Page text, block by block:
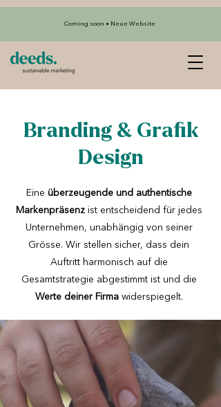
Coming soon • Neue Website
Branding & Grafik
Design
Eine überzeugende und authentische
Markenpräsenzist entscheidend für jedes
Unternehmen, unabhängig von seiner
Grösse. Wir stellen sicher, dass dein
Auftritt harmonisch auf die
Gesamtstrategie abgestimmt ist und die
Werte deiner Firmawiderspiegelt.